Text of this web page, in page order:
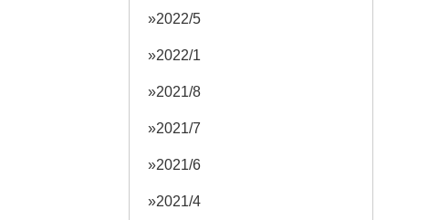
2022/5
2022/1
2021/8
2021/7
2021/6
2021/4